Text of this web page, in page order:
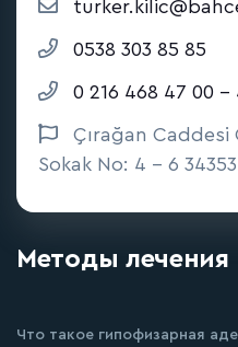
0538 303 85 85
0 216 468 47 00 -
Çırağan
Sokak No: 4 - 6
Методы лечения
Что такое гипофизарная